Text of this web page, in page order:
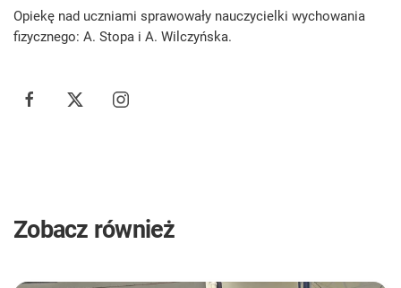
Opiekę nad uczniami sprawowały nauczycielki wychowania
fizycznego: A. Stopa i A. Wilczyńska.
Zobacz również